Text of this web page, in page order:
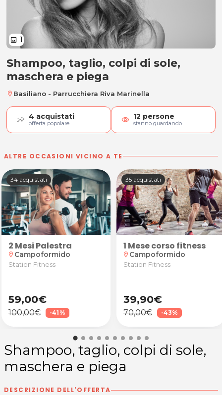
image 1
Shampoo, taglio, colpi di sole,
Shampoo, taglio, colpi di sole,
maschera e piega
location_on Basiliano - Parrucchiera Riva Marinella
4 acquistati
offerta popolare visibility 12 persone
stanno guardando
ALTRE OCCASIONI VICINO A TE
giochi con animatrici per 1 bimbo + merenda da Il
34 acquistati
2 Mesi Palestra
location_on Campoformido
Station Fitness
59,00€
100,00€ -41%
35 acquistati
1 Mese corso fitness
location_on Campoformido
Station Fitness
39,90€
70,00€ -43%
Shampoo, taglio, colpi di sole,
maschera e piega
DESCRIZIONE DELL'OFFERTA